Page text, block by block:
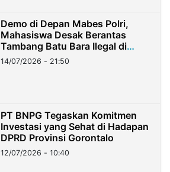
Demo di Depan Mabes Polri,
Mahasiswa Desak Berantas
Tambang Batu Bara Ilegal di
Lampung
14/07/2026 - 21:50
PT BNPG Tegaskan Komitmen
Investasi yang Sehat di Hadapan
DPRD Provinsi Gorontalo
12/07/2026 - 10:40